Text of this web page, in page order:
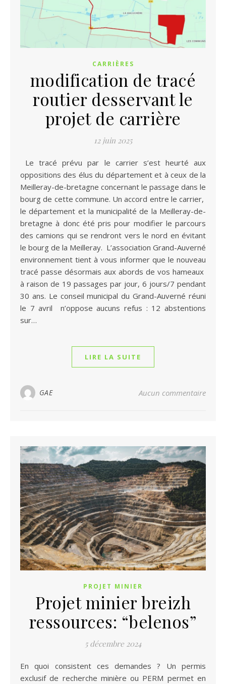
CARRIÈRES
modification de tracé
routier desservant le
projet de carrière
12 juin 2025
Le tracé prévu par le carrier s’est heurté aux
oppositions des élus du département et à ceux de la
Meilleray-de-bretagne concernant le passage dans le
bourg de cette commune. Un accord entre le carrier,
le département et la municipalité de la Meilleray-de-
bretagne à donc été pris pour modifier le parcours
des camions qui se rendront vers le nord en évitant
le bourg de la Meilleray. L’association Grand-Auverné
environnement tient à vous informer que le nouveau
tracé passe désormais aux abords de vos hameaux
à raison de 19 passages par jour, 6 jours/7 pendant
30 ans. Le conseil municipal du Grand-Auverné réuni
le 7 avril n’oppose aucuns refus : 12 abstentions
sur…
LIRE LA SUITE
GAE Aucun commentaire
PROJET MINIER
Projet minier breizh
ressources: “belenos”
5 décembre 2024
En quoi consistent ces demandes ? Un permis
exclusif de recherche minière ou PERM permet en